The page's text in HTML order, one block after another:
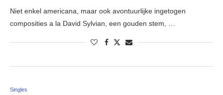
Niet enkel americana, maar ook avontuurlijke ingetogen
composities a la David Sylvian, een gouden stem, …
Singles